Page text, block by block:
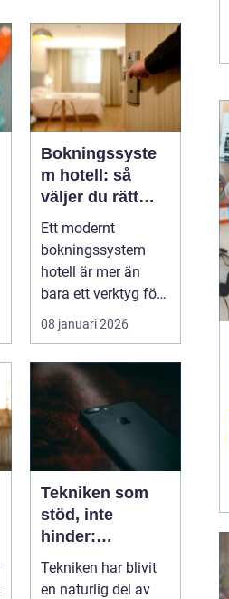
Bokningssyste
m hotell: så
väljer du rätt
lösning för en
modern
gästupplevelse
Ett modernt
bokningssystem
hotell är mer än
bara ett verktyg för
att fylla rum.
F&oum...
08 januari 2026
Tekniken som
stöd, inte
hinder:
Supportstrategi
er för seniorer
Tekniken har blivit
en naturlig del av